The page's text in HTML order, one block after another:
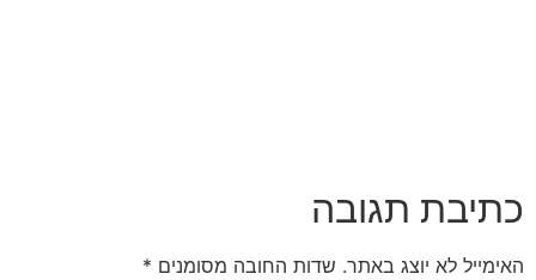
כתיבת תגובה
האימייל לא יוצג באתר. שדות החובה מסומנים *